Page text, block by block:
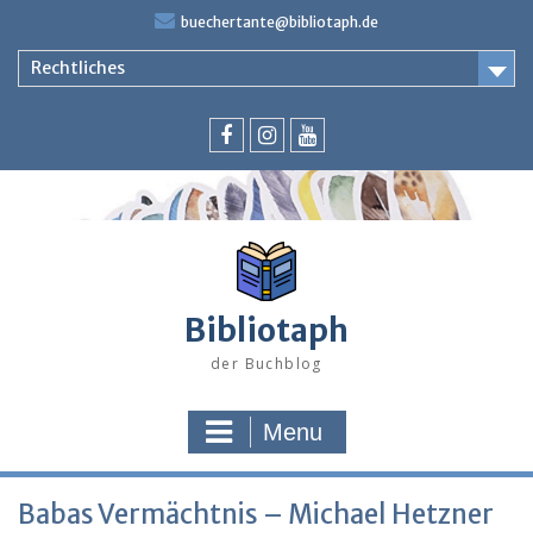
content
buechertante@bibliotaph.de
Rechtliches
Bibliotaph
der Buchblog
Menu
Babas Vermächtnis – Michael Hetzner